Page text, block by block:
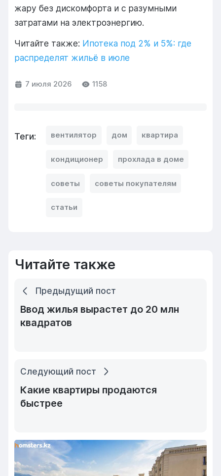
жару без дискомфорта и с разумными
затратами на электроэнергию.
Читайте также: Ипотека под 2% и 5%: где
распределят жильё в июле
7 июля 2026 1158
Теги: вентилятор дом квартира
кондиционер прохлада в доме
советы советы покупателям
статьи
Читайте также
Предыдущий пост
Ввод жилья вырастет до 20 млн
квадратов
Следующий пост
Какие квартиры продаются
быстрее